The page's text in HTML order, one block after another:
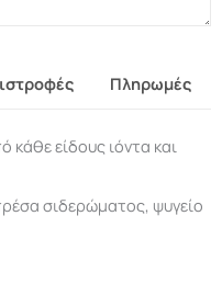
Πληρωμές
κάθε είδους ιόντα και
σιδερώματος, ψυγείο